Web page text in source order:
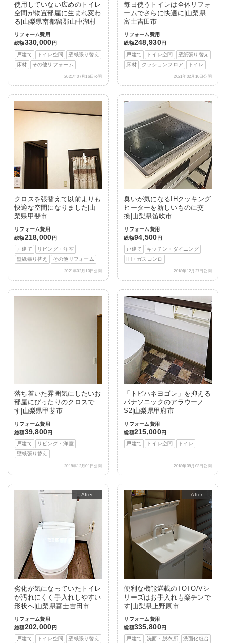
使用していない広めのトイレ
空間が物置部屋に生まれ変わ
る|山梨県南都留郡山中湖村
リフォーム費用
総額330,000 円
戸建て
トイレ空間
壁紙張り替え
床材
その他リフォーム
2021年07月16日公開
毎日使うトイレは全体リフォ
ームでさらに快適に|山梨県
富士吉田市
リフォーム費用
総額248,930円
戸建て
トイレ空間
壁紙張り替え
床材
クッションフロア トイレ
2021年02月10日公開
クロスを張替えて以前よりも
快適な空間になりました|山
梨県甲斐市
リフォーム費用
総額218,000 円
戸建て
リビング・洋室
壁紙張り替え
その他リフォーム
2021年02月10日公開
臭いが気になるIHクッキング
ヒーターを新しいものに交
換|山梨県笛吹市
リフォーム費用
総額94,500 円
戸建て
キッチン・ダイニング
IH・ガスコンロ
2018年12月27日公開
落ち着いた雰囲気にしたいお
部屋にぴったりのクロスで
す|山梨県甲斐市
リフォーム費用
総額39,800円
戸建て
リビング・洋室
壁紙張り替え
2018年12月01日公開
「トビハネヨゴレ」を抑える
パナソニックのアラウーノ
S2|山梨県甲府市
リフォーム費用
総額215,000円
戸建て
トイレ空間 トイレ
2018年08月03日公開
After
劣化が気になっていたトイレ
が汚れにくく手入れしやすい
形状へ|山梨県富士吉田市
リフォーム費用
総額202,000 円
戸建て
トイレ空間 壁紙張り替え
After
便利な機能満載のTOTO/Vシ
リーズはお手入れも楽チンで
す|山梨県上野原市
リフォーム費用
総額335,800円
戸建て
洗面・脱衣所 洗面化粧台